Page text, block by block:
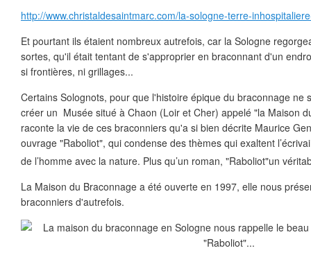
http://www.christaldesaintmarc.com/la-sologne-terre-
Et pourtant ils étaient nombreux autrefois, car la Sologne
sortes, qu'il était tentant de s'approprier en braconnant d'un
si frontières, ni grillages...
Certains Solognots, pour que l'histoire épique du braconnage ne
créer un Musée situé à Chaon (Loir et Cher) appelé "la Maison
raconte la vie de ces braconniers qu'a si bien décrite Maurice
ouvrage "Raboliot", qui condense des thèmes qui exaltent
de l’homme avec la nature. Plus qu’un roman, "Raboliot"un
La Maison du Braconnage a été ouverte en 1997, elle nous
braconniers d'autrefois.